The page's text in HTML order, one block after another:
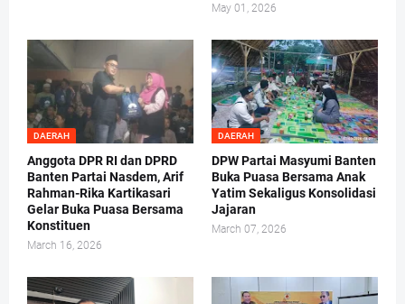
May 01, 2026
DAERAH
Anggota DPR RI dan DPRD
Banten Partai Nasdem, Arif
Rahman-Rika Kartikasari
Gelar Buka Puasa Bersama
Konstituen
March 16, 2026
DAERAH
DPW Partai Masyumi Banten
Buka Puasa Bersama Anak
Yatim Sekaligus Konsolidasi
Jajaran
March 07, 2026